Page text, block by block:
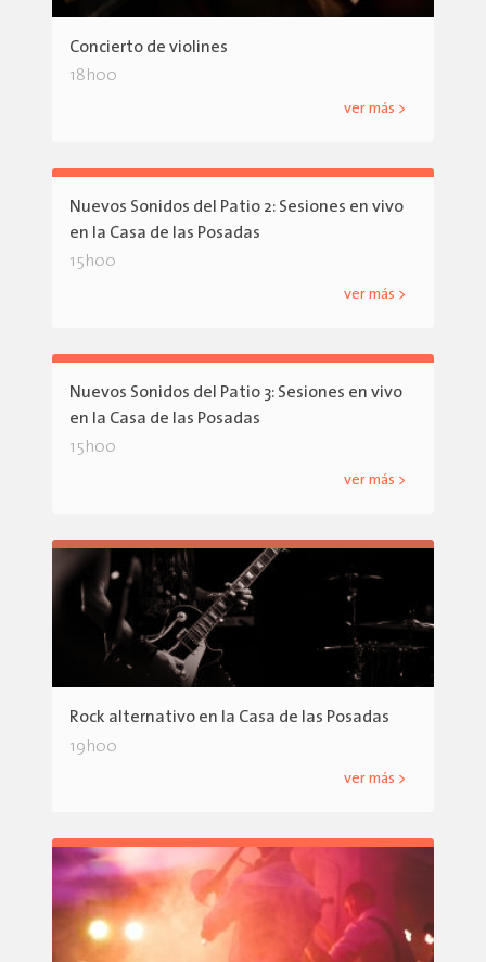
Concierto de violines
18h00
ver más >
Nuevos Sonidos del Patio 2: Sesiones en vivo
en la Casa de las Posadas
15h00
ver más >
Nuevos Sonidos del Patio 3: Sesiones en vivo
en la Casa de las Posadas
15h00
ver más >
Rock alternativo en la Casa de las Posadas
19h00
ver más >